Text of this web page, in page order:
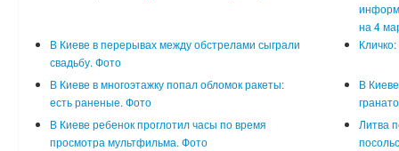
на 4
В Киеве в перерывах между обстрелами сыграли
свадьбу. Фото
В Киеве в многоэтажку попал обломок ракеты:
есть раненые. Фото
В
В Киеве ребенок проглотил часы по время
просмотра мультфильма. Фото
Литва